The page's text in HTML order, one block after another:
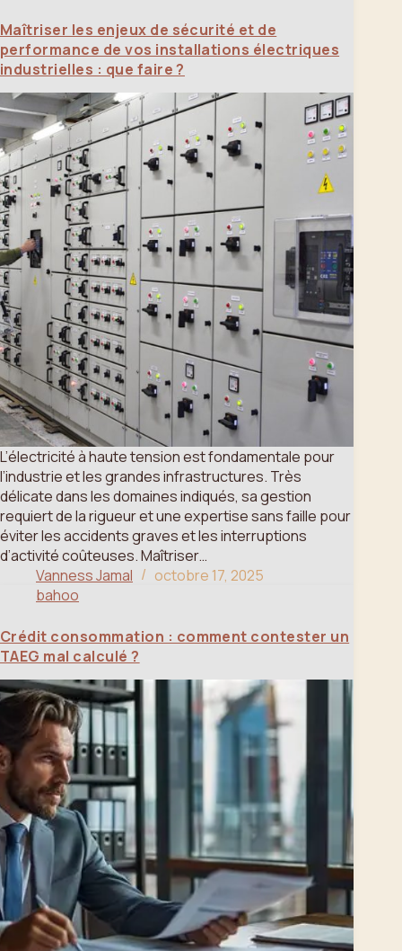
Maîtriser les enjeux de sécurité et de
performance de vos installations électriques
industrielles : que faire ?
L’électricité à haute tension est fondamentale pour
l’industrie et les grandes infrastructures. Très
délicate dans les domaines indiqués, sa gestion
requiert de la rigueur et une expertise sans faille pour
éviter les accidents graves et les interruptions
d’activité coûteuses. Maîtriser…
Vanness Jamal
octobre 17, 2025
bahoo
Crédit consommation : comment contester un
TAEG mal calculé ?